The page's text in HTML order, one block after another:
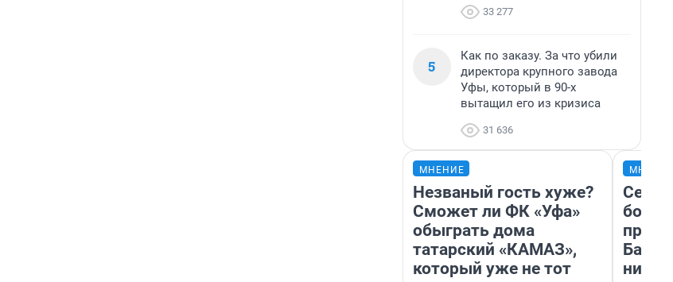
33 277
5
Как по заказу. За что убили
директора крупного завода
Уфы, который в 90-х
вытащил его из кризиса
31 636
МНЕНИЕ
Незваный гость хуже?
Сможет ли ФК «Уфа»
обыграть дома
татарский «КАМАЗ»,
который уже не тот
них